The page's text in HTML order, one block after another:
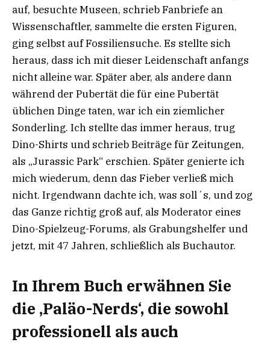
auf, besuchte Museen, schrieb Fanbriefe an
Wissenschaftler, sammelte die ersten Figuren,
ging selbst auf Fossiliensuche. Es stellte sich
heraus, dass ich mit dieser Leidenschaft anfangs
nicht alleine war. Später aber, als andere dann
während der Pubertät die für eine Pubertät
üblichen Dinge taten, war ich ein ziemlicher
Sonderling. Ich stellte das immer heraus, trug
Dino-Shirts und schrieb Beiträge für Zeitungen,
als „Jurassic Park“ erschien. Später genierte ich
mich wiederum, denn das Fieber verließ mich
nicht. Irgendwann dachte ich, was soll´s, und zog
das Ganze richtig groß auf, als Moderator eines
Dino-Spielzeug-Forums, als Grabungshelfer und
jetzt, mit 47 Jahren, schließlich als Buchautor.
In Ihrem Buch erwähnen Sie
die ‚Paläo-Nerds‘, die sowohl
professionell als auch